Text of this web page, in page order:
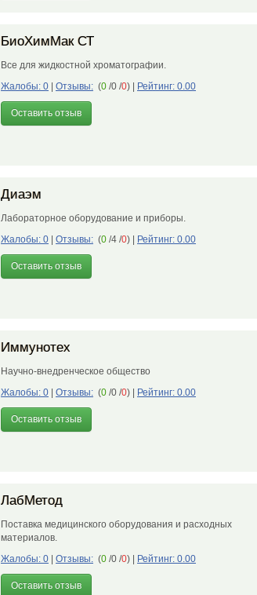
БиоХимМак СТ
Все для жидкостной хроматографии.
Жалобы: 0
Отзывы: (0 /0 /0) Рейтинг: 0.00
Оставить отзыв
Диаэм
Лабораторное оборудование и приборы.
Жалобы: 0
Отзывы: (0 /4 /0) Рейтинг: 0.00
Оставить отзыв
Иммунотех
Научно-внедренческое общество
Жалобы: 0
Отзывы: (0 /0 /0) Рейтинг: 0.00
Оставить отзыв
ЛабМетод
Поставка медицинского оборудования и расходных
материалов.
Жалобы: 0
Отзывы: (0 /0 /0) Рейтинг: 0.00
Оставить отзыв